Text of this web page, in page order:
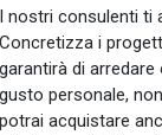
I nostri consulenti ti
Concretizza i
garantirà di
gusto personale,
potrai acquistare